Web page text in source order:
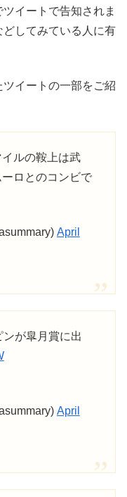
イートで告知されま
してみている人に有
イートの一部をご紹
ルの鞍上は武
ロとのコンビで
April
ンが皐月賞に出
April